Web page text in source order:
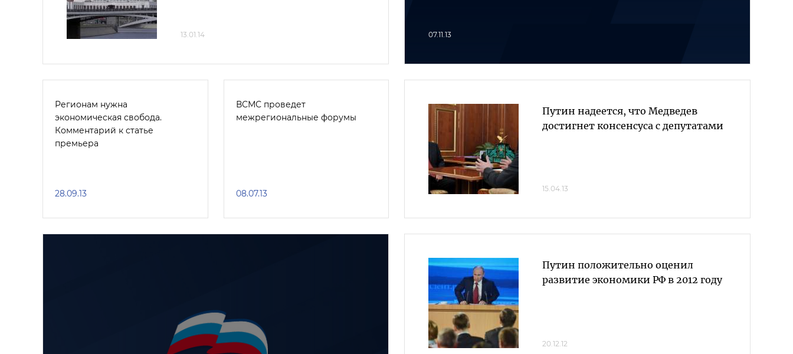
13.01.14 07.11.13
Регионам нужна
экономическая свобода.
Комментарий к статье
премьера
28.09.13
ВСМС проведет
межрегиональные форумы
08.07.13
Путин надеется, что Медведев
достигнет консенсуса с депутатами
15.04.13
Путин положительно оценил
развитие экономики РФ в 2012 году
20.12.12